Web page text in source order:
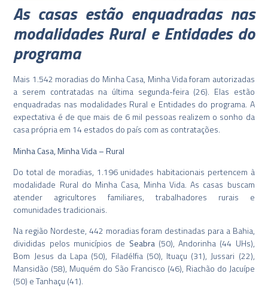
As casas estão enquadradas nas
modalidades Rural e Entidades do
programa
Mais 1.542 moradias do Minha Casa, Minha Vida foram autorizadas
a serem contratadas na última segunda-feira (26). Elas estão
enquadradas nas modalidades Rural e Entidades do programa. A
expectativa é de que mais de 6 mil pessoas realizem o sonho da
casa própria em 14 estados do país com as contratações.
Minha Casa, Minha Vida – Rural
Do total de moradias, 1.196 unidades habitacionais pertencem à
modalidade Rural do Minha Casa, Minha Vida. As casas buscam
atender agricultores familiares, trabalhadores rurais e
comunidades tradicionais.
Na região Nordeste, 442 moradias foram destinadas para a Bahia,
divididas pelos municípios de Seabra (50), Andorinha (44 UHs),
Bom Jesus da Lapa (50), Filadélfia (50), Ituaçu (31), Jussari (22),
Mansidão (58), Muquém do São Francisco (46), Riachão do Jacuípe
(50) e Tanhaçu (41).